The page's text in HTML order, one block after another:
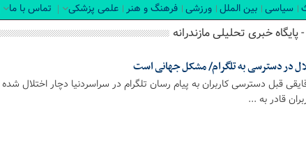
سیاسی بین الملل ورزشی فرهنگ و هنر علمی پزشکی تماس با ما
پایگاه خبری تحلیلی مازندرانه
در دسترسی به تلگرام/ مشکل جهانی است
قبل دسترسی کاربران به پیام رسان تلگرام در سراسردنیا دچار اختلال
قادر به ...